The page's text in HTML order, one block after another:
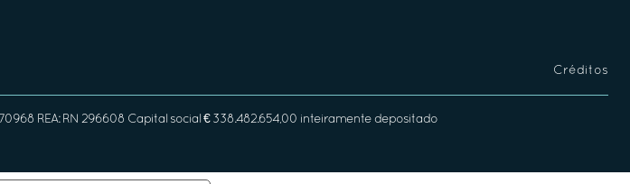
Créditos
REA: RN 296608 Capital social € 338.482.654,00 inteiramente depositado